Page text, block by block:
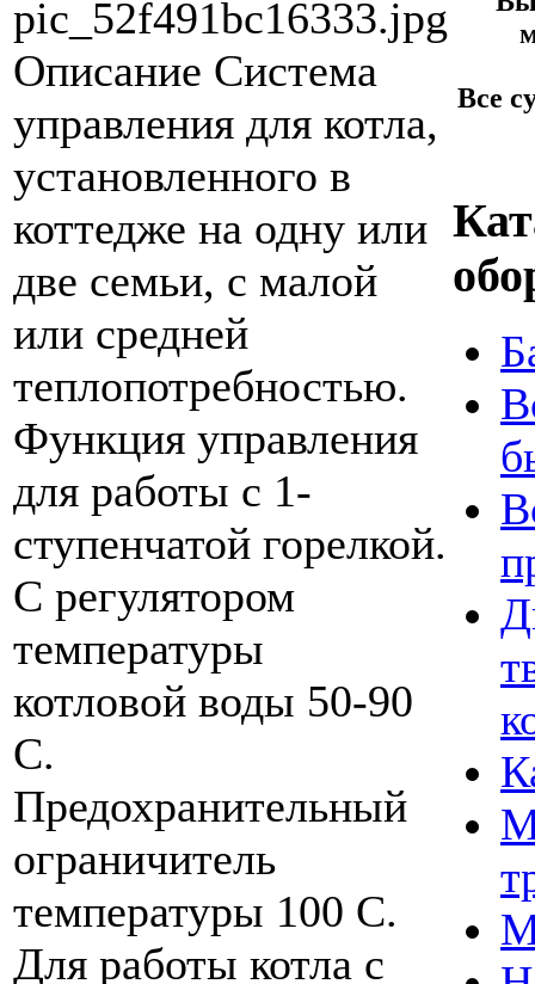
pic_52f491bc16333.jpg
Описание Система
управления для котла,
установленного в
коттедже на одну или
две семьи, с малой
или средней
теплопотребностью.
Функция управления
для работы с 1-
ступенчатой горелкой.
С регулятором
температуры
котловой воды 50-90
C.
Предохранительный
ограничитель
температуры 100 C.
Для работы котла с
Все